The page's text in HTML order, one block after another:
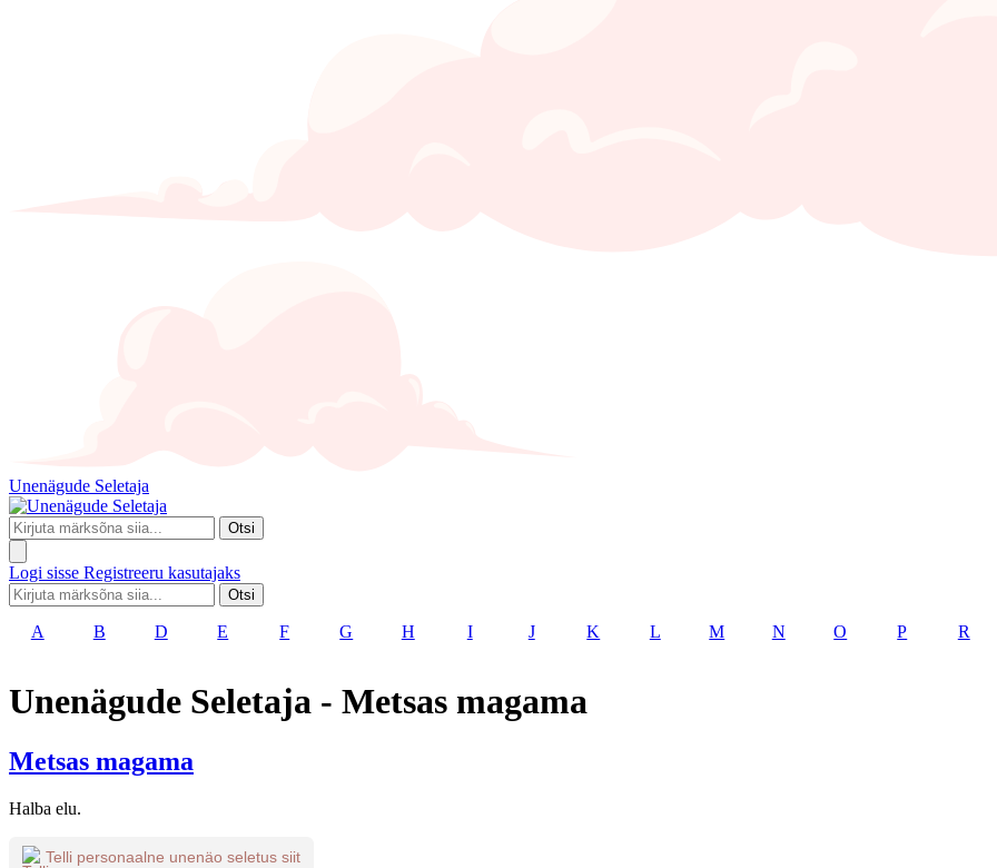
Unenägude Seletaja
Otsi
Logi sisse Registreeru kasutajaks
Otsi
A B D E F G H I J K L M N O P R
Unenägude Seletaja - Metsas magama
Metsas magama
Halba elu.
Telli personaalne unenäo seletus siit